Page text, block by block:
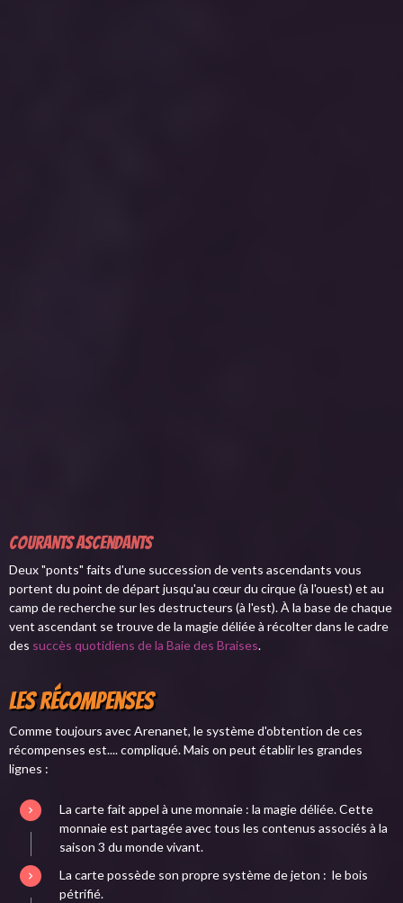
Courants ascendants
Deux "ponts" faits d'une succession de vents ascendants vous
portent du point de départ jusqu'au cœur du cirque (à l'ouest) et au
camp de recherche sur les destructeurs (à l'est). À la base de chaque
vent ascendant se trouve de la magie déliée à récolter dans le cadre
des succès quotidiens de la Baie des Braises.
Les récompenses
Comme toujours avec Arenanet, le système d'obtention de ces
récompenses est.... compliqué. Mais on peut établir les grandes
lignes :
La carte fait appel à une monnaie : la magie déliée. Cette
monnaie est partagée avec tous les contenus associés à la
saison 3 du monde vivant.
La carte possède son propre système de jeton : le bois
pétrifié.